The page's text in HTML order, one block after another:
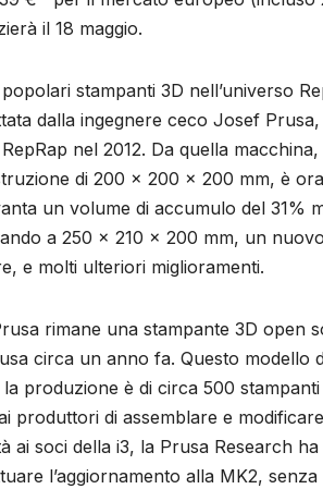
il 18 maggio.
stampanti 3D nell’universo
dalla ingegnere ceco Josef
nel 2012. Da quella
di 200 x 200 x 200 mm, è
un volume di accumulo del 31%
a 250 x 210 x 200 mm, un
e molti ulteriori miglioramenti.
rimane una stampante 3D open
circa un anno fa. Questo
la produzione è di circa 500
produttori di assemblare e
ai soci della i3, la Prusa Research
l’aggiornamento alla MK2,